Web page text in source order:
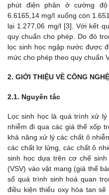
phút điện phân ở cường
6.6165,14 mg/l xuống còn
lại 1.277,06 mg/l [3]. Với kết
quy chuẩn cho phép. Do đó
lọc sinh học ngập nước được
mức cho phép theo quy chuẩn
2. GIỚI THIỆU VỀ CÔNG
2.1. Nguyên tắc
Lọc sinh học là quá trình xử
nhiễm đi qua các giá thể xốp
khả năng xử lý các chất ô
các chất lơ lửng, các chất ô
sinh học dựa trên cơ chế
(VSV) vào vật mang (giá thể
số quá trình sinh hoá quan
điều kiện thiếu oxy hòa tan